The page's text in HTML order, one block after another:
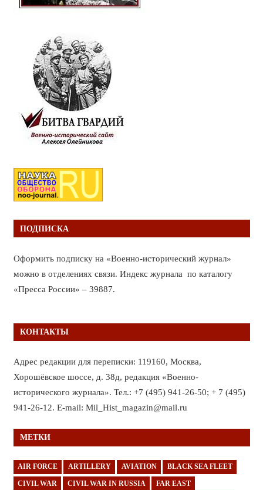
ПОДПИСКА
Оформить подписку на «Военно-исторический журнал»
можно в отделениях связи. Индекс журнала по каталогу
«Пресса России» – 39887.
КОНТАКТЫ
Адрес редакции для переписки: 119160, Москва,
Хорошёвское шоссе, д. 38д, редакция «Военно-
исторического журнала». Тел.: +7 (495) 941-26-50; + 7 (495)
941-26-12. E-mail: Mil_Hist_magazin@mail.ru
МЕТКИ
AIR FORCE ARTILLERY AVIATION BLACK SEA FLEET
CIVIL WAR CIVIL WAR IN RUSSIA FAR EAST